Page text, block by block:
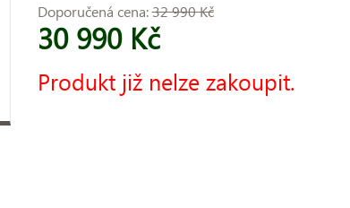
Doporučená cena:32 990 Kč
30 990 Kč
Produkt již nelze zakoupit.